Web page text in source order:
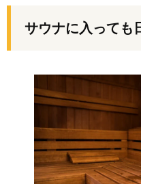
サウナに入っても